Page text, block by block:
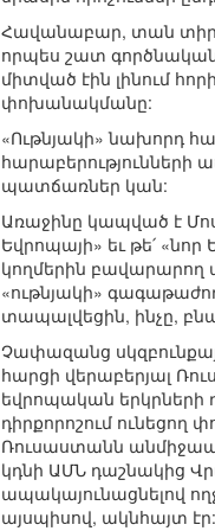
Հավանաբար, տան
որպես շատ
միտված էին լինում
փոխանակմանը:
«Ութնյակի» նախորդ
հարաբերությունների
պատճառներ կան:
Առաջինը կապված է
Եվրոպայի» եւ թե՛
կողմերին բավարարող
«ութնյակի»
տապալվեցին, ինչը,
Չափազանց
հարցի վերաբերյալ
եվրոպական երկրների
դիրքորոշում ունեցող
Ռուսաստանն
կդնի ԱՄՆ դաշնակից
ապակայունացնելով
այսպիսով, ակնհայտ էր: